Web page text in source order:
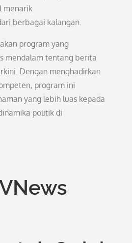
menarik
berbagai kalangan.
program yang
mendalam tentang berita
Dengan menghadirkan
program ini
yang lebih luas kepada
politik di